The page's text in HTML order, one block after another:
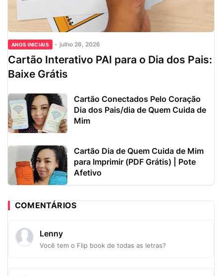
ANOS INICIAIS - julho 26, 2026
Cartão Interativo PAI para o Dia dos Pais:
Baixe Grátis
Cartão Conectados Pelo Coração
Dia dos Pais/dia de Quem Cuida de
Mim
Cartão Dia de Quem Cuida de Mim
para Imprimir (PDF Grátis) | Pote
Afetivo
COMENTÁRIOS
Lenny
Você tem o Flip book de todas as letras?